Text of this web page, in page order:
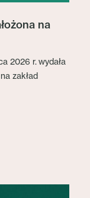
na
2026 r. wydała
zakład